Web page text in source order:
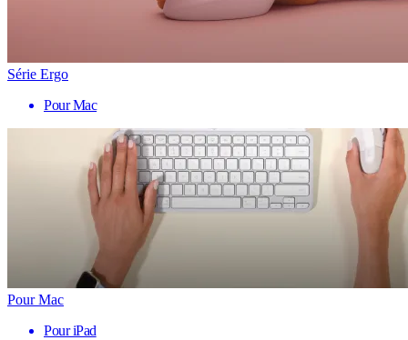
Série Ergo
Pour Mac
Pour Mac
Pour iPad